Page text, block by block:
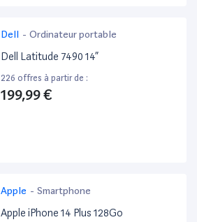
Dell - Ordinateur portable
Dell Latitude 7490 14”
226 offres à partir de :
199,99 €
Apple - Smartphone
Apple iPhone 14 Plus 128Go